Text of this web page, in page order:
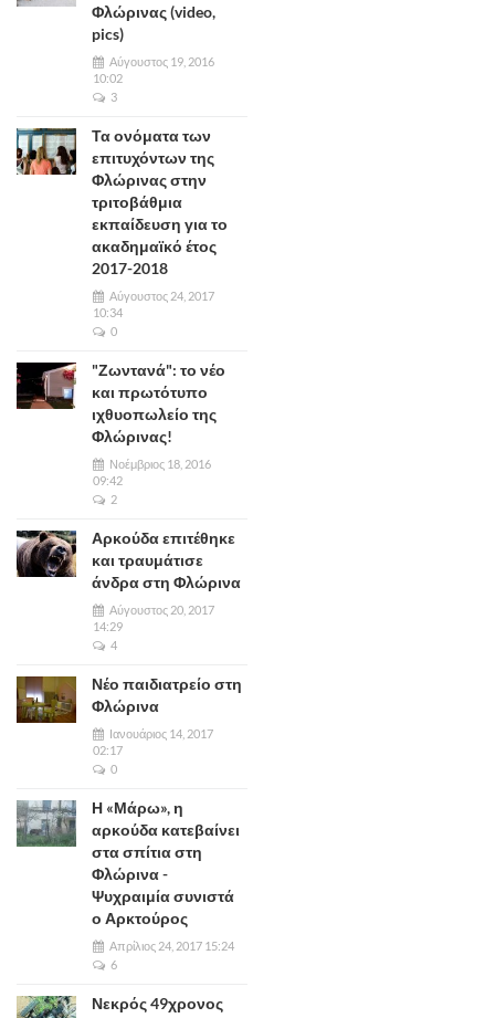
Φλώρινας (video,
pics)
Αύγουστος 19, 2016
10:02
3
Τα ονόματα των
επιτυχόντων της
Φλώρινας στην
τριτοβάθμια
εκπαίδευση για το
ακαδημαϊκό έτος
2017-2018
Αύγουστος 24, 2017
10:34
0
"Ζωντανά": το νέο
και πρωτότυπο
ιχθυοπωλείο της
Φλώρινας!
Νοέμβριος 18, 2016
09:42
2
Αρκούδα επιτέθηκε
και τραυμάτισε
άνδρα στη Φλώρινα
Αύγουστος 20, 2017
14:29
4
Νέο παιδιατρείο στη
Φλώρινα
Ιανουάριος 14, 2017
02:17
0
Η «Μάρω», η
αρκούδα κατεβαίνει
στα σπίτια στη
Φλώρινα -
Ψυχραιμία συνιστά
ο Αρκτούρος
Απρίλιος 24, 2017 15:24
6
Νεκρός 49χρονος